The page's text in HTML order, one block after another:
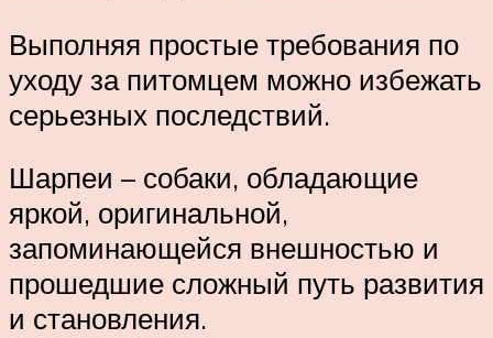
Выполняя простые требования по
уходу за питомцем можно избежать
серьезных последствий.
Шарпеи – собаки, обладающие
яркой, оригинальной,
запоминающейся внешностью и
прошедшие сложный путь развития
и становления.